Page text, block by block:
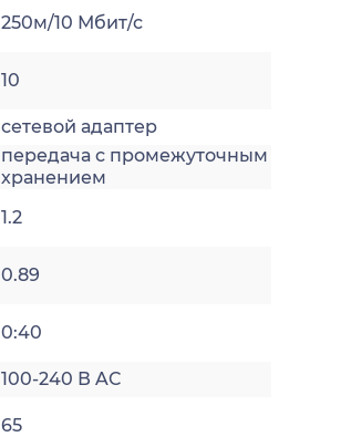
250м/10 Мбит/с
10
сетевой адаптер
передача с промежуточным
хранением
1.2
0.89
0:40
100-240 В AC
65